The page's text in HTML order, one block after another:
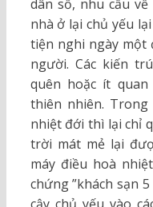
dân số, nhu cầu
nhà ở lại chủ yếu
tiện nghi ngày một
người. Các kiến
quên hoặc ít
thiên nhiên.
nhiệt đới thì lại chỉ
trời mát mẻ lại
máy điều hoà
chứng ”khách sạn